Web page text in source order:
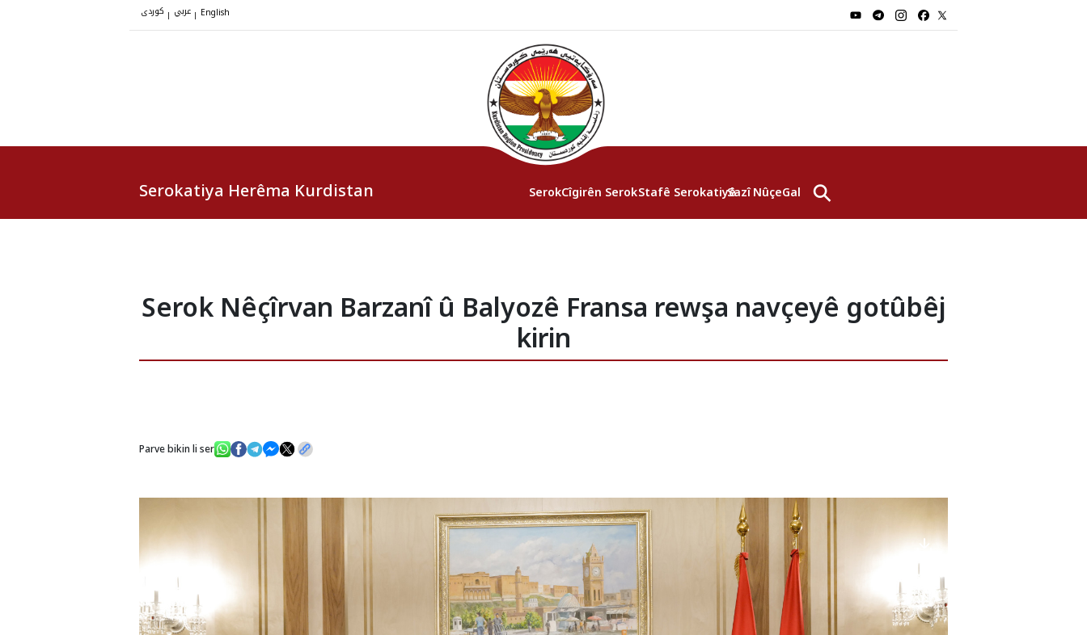
| | English
Serokatiya Herêma Kurdistan SerokCîgirên SerokStafê SerokatiyêSazî NûçeGalerî⚲
Serok Nêçîrvan Barzanî û Balyozê Fransa rewşa navçeyê gotûbêj
kirin
Parve bikin li ser